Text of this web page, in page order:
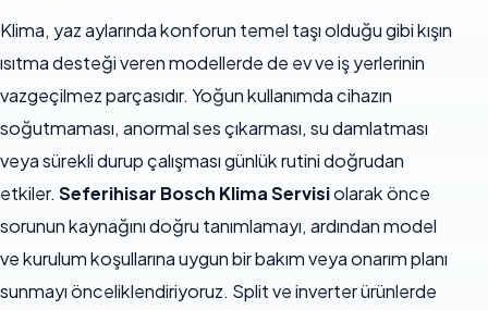
Klima, yaz aylarında konforun temel taşı olduğu gibi kışın
ısıtma desteği veren modellerde de ev ve iş yerlerinin
vazgeçilmez parçasıdır. Yoğun kullanımda cihazın
soğutmaması, anormal ses çıkarması, su damlatması
veya sürekli durup çalışması günlük rutini doğrudan
etkiler. Seferihisar Bosch Klima Servisiolarak önce
sorunun kaynağını doğru tanımlamayı, ardından model
ve kurulum koşullarına uygun bir bakım veya onarım planı
sunmayı önceliklendiriyoruz. Split ve inverter ürünlerde